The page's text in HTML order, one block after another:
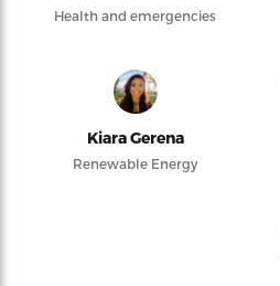
Health and emergencies
Kiara Gerena
Renewable Energy